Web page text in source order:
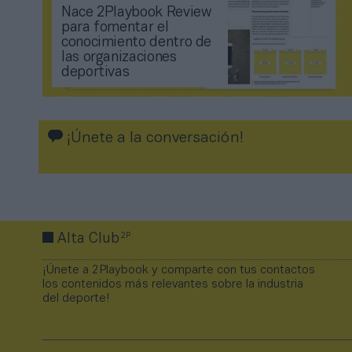
Nace 2Playbook Review
para fomentar el
conocimiento dentro de
las organizaciones
deportivas
¡Únete a la conversación!
Alta Club2P
¡Únete a 2Playbook y comparte con tus contactos
los contenidos más relevantes sobre la industria
del deporte!